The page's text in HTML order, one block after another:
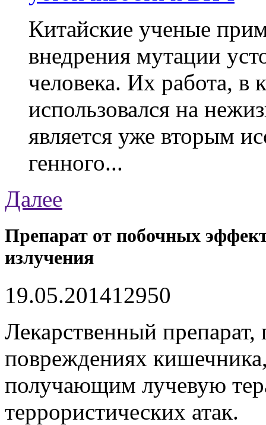
Китайские ученые
внедрения мутации
человека. Их работа, в
использовался на
является уже вторым
генного...
Далее
Препарат от побочных
излучения
19.05.201412950
Лекарственный
повреждениях
получающим лучевую
террористических атак.